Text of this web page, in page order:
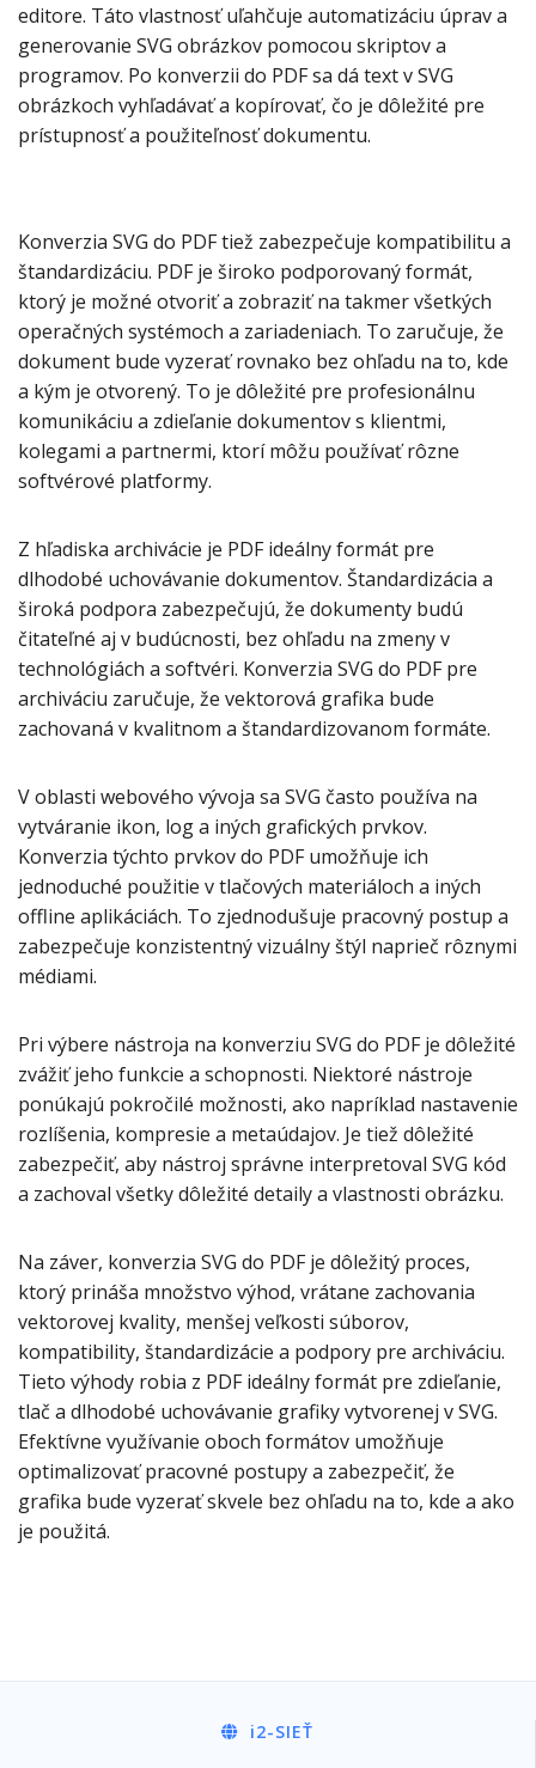
editore. Táto vlastnosť uľahčuje automatizáciu úprav a
generovanie SVG obrázkov pomocou skriptov a
programov. Po konverzii do PDF sa dá text v SVG
obrázkoch vyhľadávať a kopírovať, čo je dôležité pre
prístupnosť a použiteľnosť dokumentu.
Konverzia SVG do PDF tiež zabezpečuje kompatibilitu a
štandardizáciu. PDF je široko podporovaný formát,
ktorý je možné otvoriť a zobraziť na takmer všetkých
operačných systémoch a zariadeniach. To zaručuje, že
dokument bude vyzerať rovnako bez ohľadu na to, kde
a kým je otvorený. To je dôležité pre profesionálnu
komunikáciu a zdieľanie dokumentov s klientmi,
kolegami a partnermi, ktorí môžu používať rôzne
softvérové platformy.
Z hľadiska archivácie je PDF ideálny formát pre
dlhodobé uchovávanie dokumentov. Štandardizácia a
široká podpora zabezpečujú, že dokumenty budú
čitateľné aj v budúcnosti, bez ohľadu na zmeny v
technológiách a softvéri. Konverzia SVG do PDF pre
archiváciu zaručuje, že vektorová grafika bude
zachovaná v kvalitnom a štandardizovanom formáte.
V oblasti webového vývoja sa SVG často používa na
vytváranie ikon, log a iných grafických prvkov.
Konverzia týchto prvkov do PDF umožňuje ich
jednoduché použitie v tlačových materiáloch a iných
offline aplikáciách. To zjednodušuje pracovný postup a
zabezpečuje konzistentný vizuálny štýl naprieč rôznymi
médiami.
Pri výbere nástroja na konverziu SVG do PDF je dôležité
zvážiť jeho funkcie a schopnosti. Niektoré nástroje
ponúkajú pokročilé možnosti, ako napríklad nastavenie
rozlíšenia, kompresie a metaúdajov. Je tiež dôležité
zabezpečiť, aby nástroj správne interpretoval SVG kód
a zachoval všetky dôležité detaily a vlastnosti obrázku.
Na záver, konverzia SVG do PDF je dôležitý proces,
ktorý prináša množstvo výhod, vrátane zachovania
vektorovej kvality, menšej veľkosti súborov,
kompatibility, štandardizácie a podpory pre archiváciu.
Tieto výhody robia z PDF ideálny formát pre zdieľanie,
tlač a dlhodobé uchovávanie grafiky vytvorenej v SVG.
Efektívne využívanie oboch formátov umožňuje
optimalizovať pracovné postupy a zabezpečiť, že
grafika bude vyzerať skvele bez ohľadu na to, kde a ako
je použitá.
i2-SIEŤ